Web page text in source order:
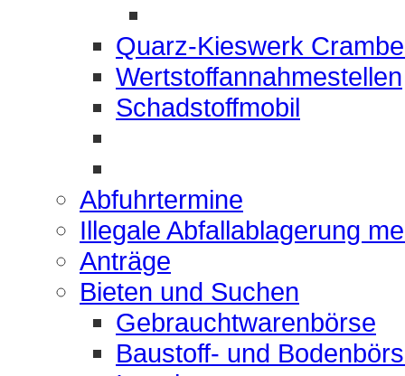
Quarz-Kieswerk
Wertstoffannahmestellen
Schadstoffmobil
Abfuhrtermine
Illegale Abfallablagerung
Anträge
Bieten und Suchen
Gebrauchtwarenbörse
Baustoff- und